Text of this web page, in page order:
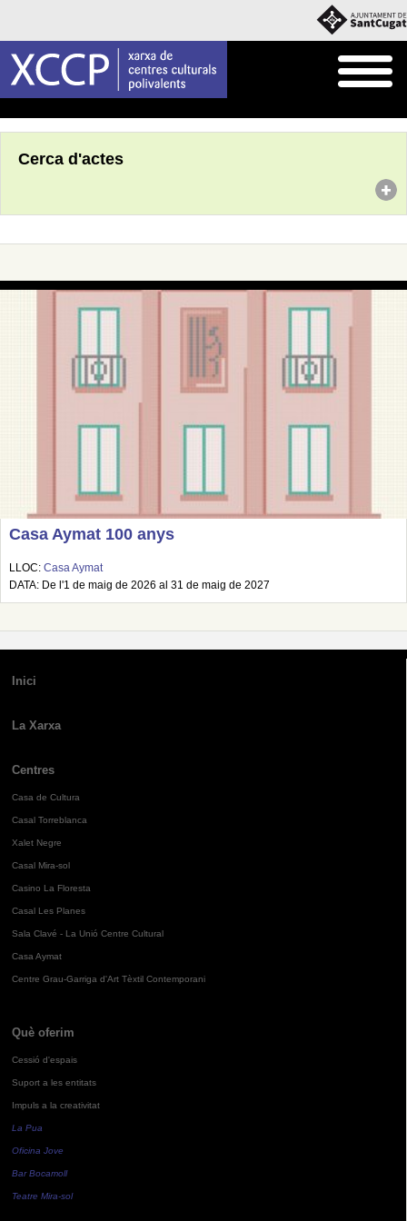
Cerca d'actes
Casa Aymat 100 anys
LLOC: Casa Aymat
DATA: De l'1 de maig de 2026 al 31 de maig de 2027
Inici
La Xarxa
Centres
Casa de Cultura
Casal Torreblanca
Xalet Negre
Casal Mira-sol
Casino La Floresta
Casal Les Planes
Sala Clavé - La Unió Centre Cultural
Casa Aymat
Centre Grau-Garriga d'Art Tèxtil Contemporani
Què oferim
Cessió d'espais
Suport a les entitats
Impuls a la creativitat
La Pua
Oficina Jove
Bar Bocamoll
Teatre Mira-sol